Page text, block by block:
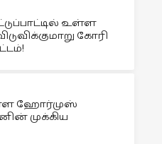
உள்ள
கோரி
ஹோர்முஸ்
முக்கிய